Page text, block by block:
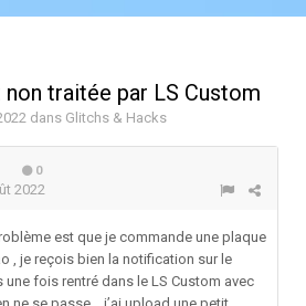
traitée par LS Custom
dans Glitchs & Hacks
0
2022
est que je commande une plaque
, je reçois bien la notification sur le
fois rentré dans le LS Custom avec